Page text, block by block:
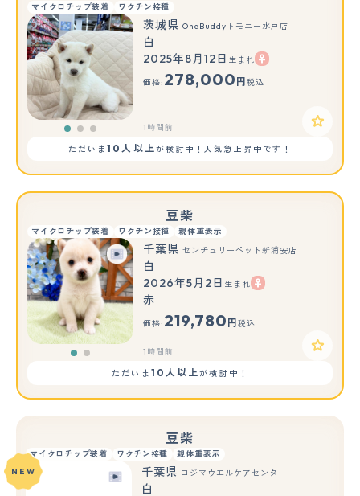
マイクロチップ装着 ワクチン接種
もっと見る
茨城県 OneBuddyトモニー水戸店
白
2025年8月12日 生まれ
価格: 278,000 円 税込
1時間前
ただいま10人以上が検討中！人気急上昇中です！
豆柴
マイクロチップ装着 ワクチン接種 親体重表示
もっと見る
千葉県 センチュリーペット新浦安店
白
2026年5月2日 生まれ
赤
価格: 219,780 円 税込
1時間前
ただいま 10人以上が検討中！
豆柴
マイクロチップ装着 ワクチン接種
親体重表示
NEW
千葉県 コジマウエルケアセンター
白